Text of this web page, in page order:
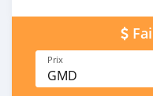
Prix
GMD